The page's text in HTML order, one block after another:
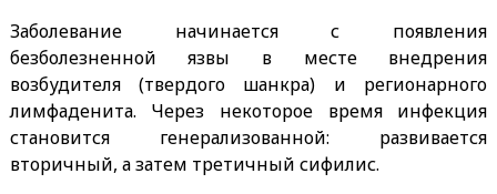
Заболевание начинается с появления
безболезненной язвы в месте внедрения
возбудителя (твердого шанкра) и регионарного
лимфаденита. Через некоторое время инфекция
становится генерализованной: развивается
вторичный, а затем третичный сифилис.